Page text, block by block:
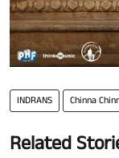
INDRANS Chinna
Related